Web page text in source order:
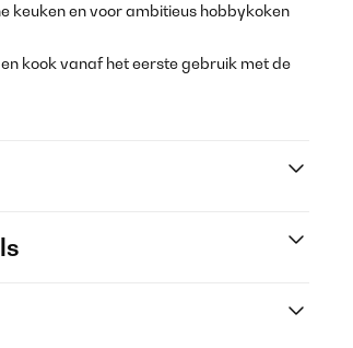
keuken en voor ambitieus hobbykoken
kook vanaf het eerste gebruik met de